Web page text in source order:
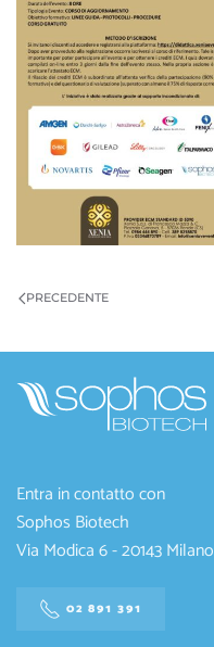
PRECEDENTE
Entra in contatto con
Sophos Biotech
Via Modica 6 - 20143 Milano
02 891 391